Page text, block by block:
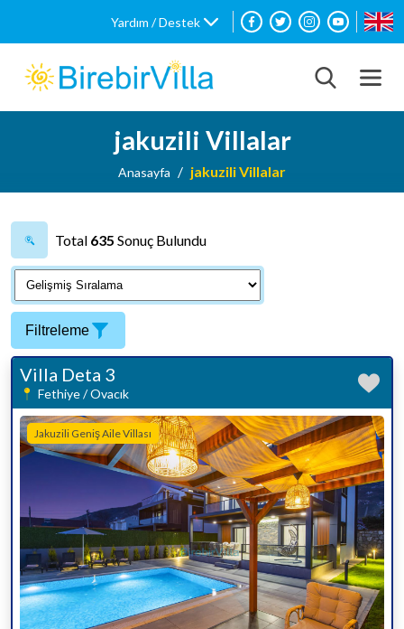
Yardım / Destek
jakuzili Villalar
Anasayfa jakuzili Villalar
Total 635 Sonuç Bulundu
Filtreleme
Villa Deta 3
Fethiye / Ovacık
Jakuzili Geniş Aile Villası